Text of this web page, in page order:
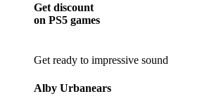
Get discount
on PS5 games
Get ready to impressive sound
Alby Urbanears